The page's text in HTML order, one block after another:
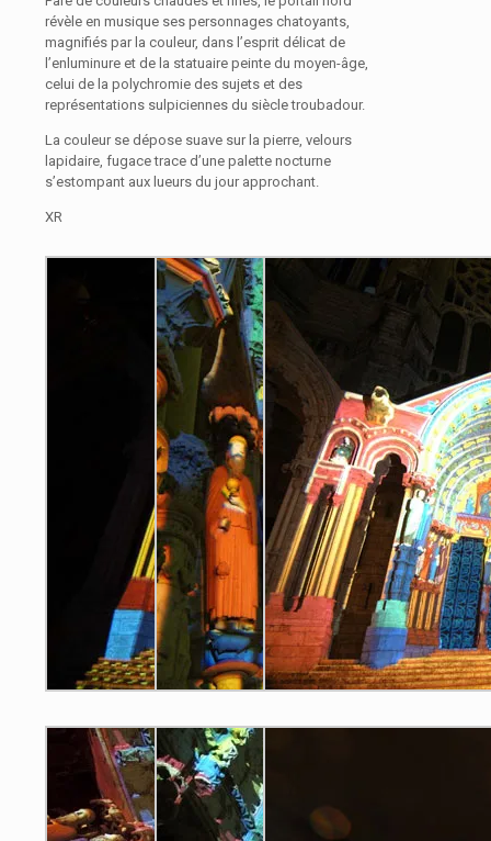
révèle en musique ses personnages chatoyants,
magnifiés par la couleur, dans l’esprit délicat de
l’enluminure et de la statuaire peinte du moyen-âge,
celui de la polychromie des sujets et des
représentations sulpiciennes du siècle troubadour.
La couleur se dépose suave sur la pierre, velours
lapidaire, fugace trace d’une palette nocturne
s’estompant aux lueurs du jour approchant.
XR